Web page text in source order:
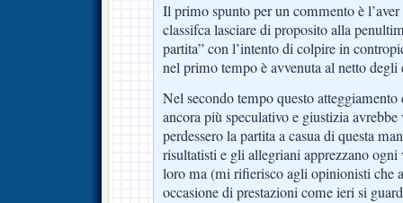
Il primo spunto per un commento è
classifca lasciare di proposito alla
partita” con l’intento di colpire in
nel primo tempo è avvenuta al netto
Nel secondo tempo questo
ancora più speculativo e giustizia
perdessero la partita a casua di questa
risultatisti e gli allegriani apprezzano
loro ma (mi rifierisco agli opinionisti che
occasione di prestazioni come ieri si